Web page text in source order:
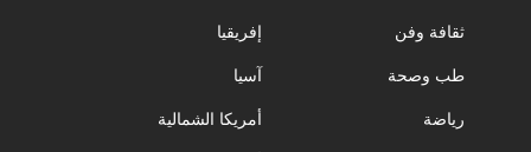
ثقافة وفن
طب وصحة
رياضة
إفريقيا
آسيا
أمريكا الشمالية